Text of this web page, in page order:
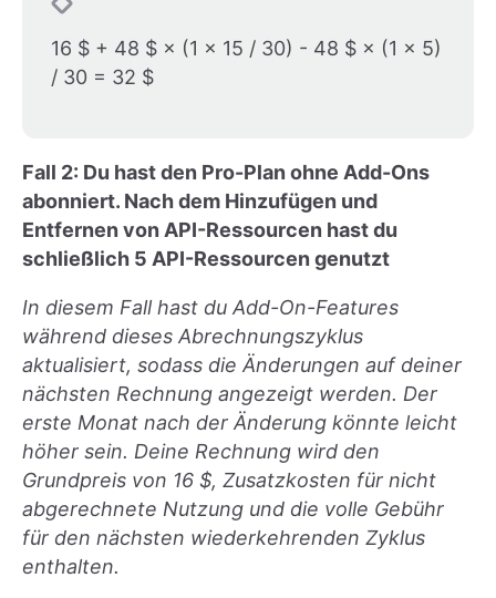
16 $ + 48 $ × (1 × 15 / 30) - 48 $ × (1 × 5)
/ 30 = 32 $
Fall 2: Du hast den Pro-Plan ohne Add-Ons
abonniert. Nach dem Hinzufügen und
Entfernen von API-Ressourcen hast du
schließlich 5 API-Ressourcen genutzt
In diesem Fall hast du Add-On-Features
während dieses Abrechnungszyklus
aktualisiert, sodass die Änderungen auf deiner
nächsten Rechnung angezeigt werden. Der
erste Monat nach der Änderung könnte leicht
höher sein. Deine Rechnung wird den
Grundpreis von 16 $, Zusatzkosten für nicht
abgerechnete Nutzung und die volle Gebühr
für den nächsten wiederkehrenden Zyklus
enthalten.